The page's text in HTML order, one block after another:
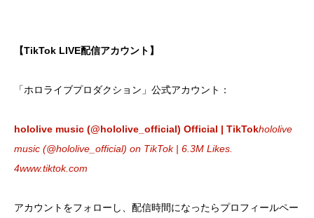
【TikTok LIVE配信アカウント】
「ホロライブプロダクション」公式アカウント：
hololive music (@hololive_official) Official | TikTokhololive
music (@hololive_official) on TikTok | 6.3M Likes.
4www.tiktok.com
アカウントをフォローし、配信時間になったらプロフィールペー